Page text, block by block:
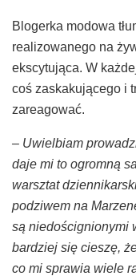
Blogerka modowa
realizowanego na
ekscytująca. W
coś zaskakującego i
zareagować.
– Uwielbiam
daje mi to ogromną
warsztat
podziwem na
są niedoścignionymi
bardziej się cieszę,
co mi sprawia wiele